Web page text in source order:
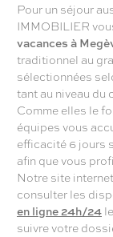
Pour un séjour
IMMOBILIER
vacances à
traditionnel au
sélectionnées
tant au niveau du
Comme elles le
équipes vous
efficacité 6 jours
afin que vous
Notre site
consulter les
en ligne 24h/24
suivre votre